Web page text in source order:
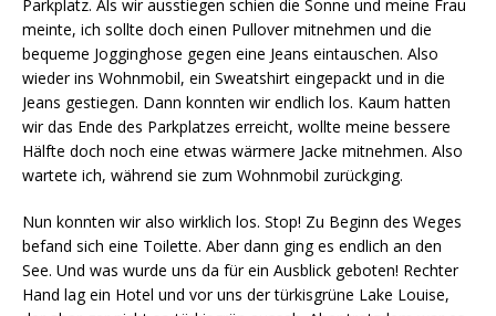
Parkplatz. Als wir ausstiegen schien die Sonne und meine Frau
meinte, ich sollte doch einen Pullover mitnehmen und die
bequeme Jogginghose gegen eine Jeans eintauschen. Also
wieder ins Wohnmobil, ein Sweatshirt eingepackt und in die
Jeans gestiegen. Dann konnten wir endlich los. Kaum hatten
wir das Ende des Parkplatzes erreicht, wollte meine bessere
Hälfte doch noch eine etwas wärmere Jacke mitnehmen. Also
wartete ich, während sie zum Wohnmobil zurückging.
Nun konnten wir also wirklich los. Stop! Zu Beginn des Weges
befand sich eine Toilette. Aber dann ging es endlich an den
See. Und was wurde uns da für ein Ausblick geboten! Rechter
Hand lag ein Hotel und vor uns der türkisgrüne Lake Louise,